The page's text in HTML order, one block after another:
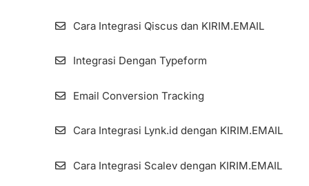
Cara Integrasi Qiscus dan KIRIM.EMAIL
Integrasi Dengan Typeform
Email Conversion Tracking
Cara Integrasi Lynk.id dengan KIRIM.EMAIL
Cara Integrasi Scalev dengan KIRIM.EMAIL